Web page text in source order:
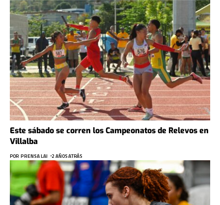
Este sábado se corren los Campeonatos de Relevos en
Villalba
POR PRENSA LAI 2 AÑOS ATRÁS